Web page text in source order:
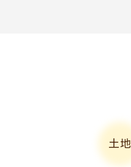
土地